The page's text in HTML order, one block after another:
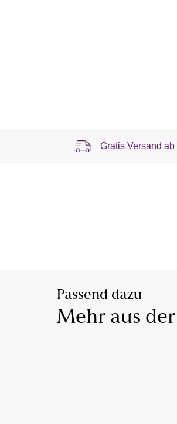
Gratis Versand ab
Passend dazu
Mehr aus der